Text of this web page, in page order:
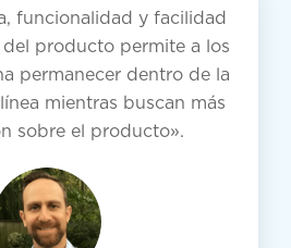
funcionalidad y facilidad
del producto permite a los
permanecer dentro de la
mientras buscan más
sobre el producto».